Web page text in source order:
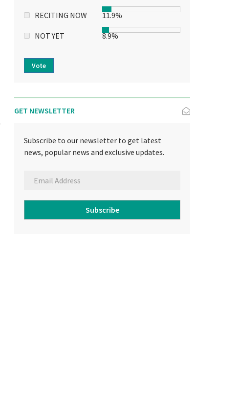
RECITING NOW 11.9%
NOT YET 8.9%
Vote
GET NEWSLETTER
Subscribe to our newsletter to get latest
news, popular news and exclusive updates.
Subscribe